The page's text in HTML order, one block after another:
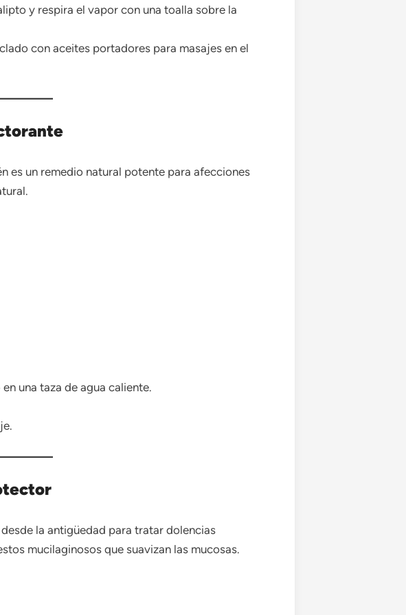
y respira el vapor con una toalla sobre la
con aceites portadores para masajes en el
es un remedio natural potente para afecciones
una taza de agua caliente.
la antigüedad para tratar dolencias
mucilaginosos que suavizan las mucosas.